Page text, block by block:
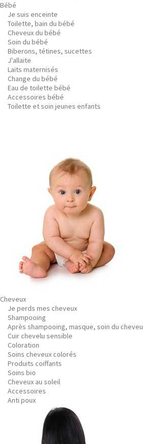
Bébé
Je suis enceinte
Toilette, bain du bébé
Cheveux du bébé
Soin du bébé
Biberons, tétines, sucettes
J'allaite
Laits maternisés
Change du bébé
Eau de toilette bébé
Accessoires bébé
Toilette et soin jeunes enfants
Cheveux
Je perds mes cheveux
Shampooing
Après shampooing, masque, soin du cheveu
Cuir chevelu sensible
Coloration
Soins cheveux colorés
Produits coiffants
Soins bio
Cheveux au soleil
Accessoires
Anti poux